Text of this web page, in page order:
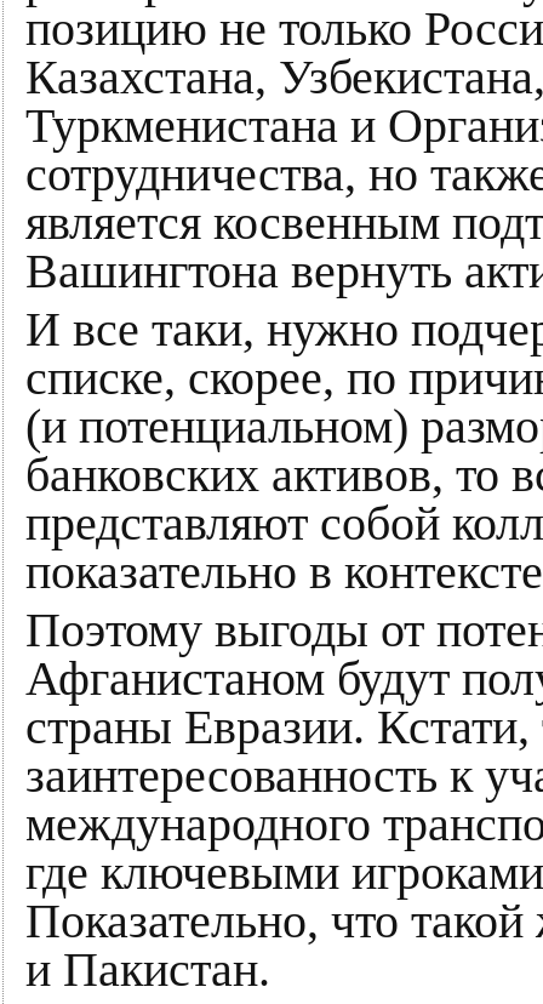
позицию не только
Казахстана,
Туркменистана и
сотрудничества, но
является косвенным
Вашингтона вернуть
И все таки, нужно
списке, скорее, по
(и потенциальном)
банковских активов, то
представляют собой
показательно в
Поэтому выгоды от
Афганистаном будут
страны Евразии.
заинтересованность к
международного
где ключевыми
Показательно, что
и Пакистан.